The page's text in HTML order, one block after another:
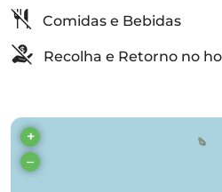
Comidas e Bebidas
Recolha e Retorno no
+
–